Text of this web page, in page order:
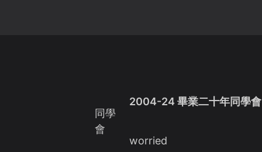
同學
會
2004-24 畢業二十年同學會
worried